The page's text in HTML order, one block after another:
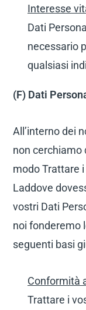
Interesse
Dati
necessario
qualsiasi
(F) Dati
All’interno dei
non cerchiamo
modo Trattare
Laddove
vostri Dati
noi fonderemo
seguenti basi
Conformità
Trattare i